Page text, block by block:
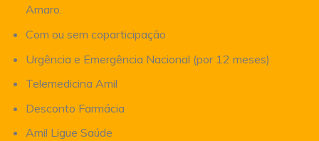
Amaro.
Com ou sem coparticipação
Urgência e Emergência Nacional (por 12 meses)
Telemedicina Amil
Desconto Farmácia
Amil Ligue Saúde